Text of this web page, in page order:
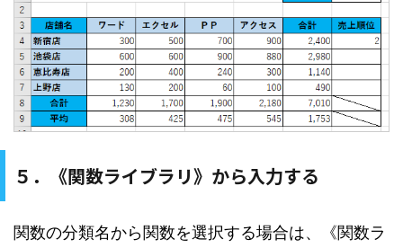
５．《関数ライブラリ》から入力する
関数の分類名から関数を選択する場合は、《関数ラ